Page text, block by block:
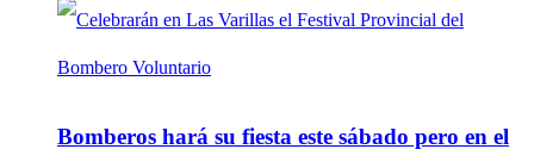
Bomberos hará su fiesta este sábado pero en el